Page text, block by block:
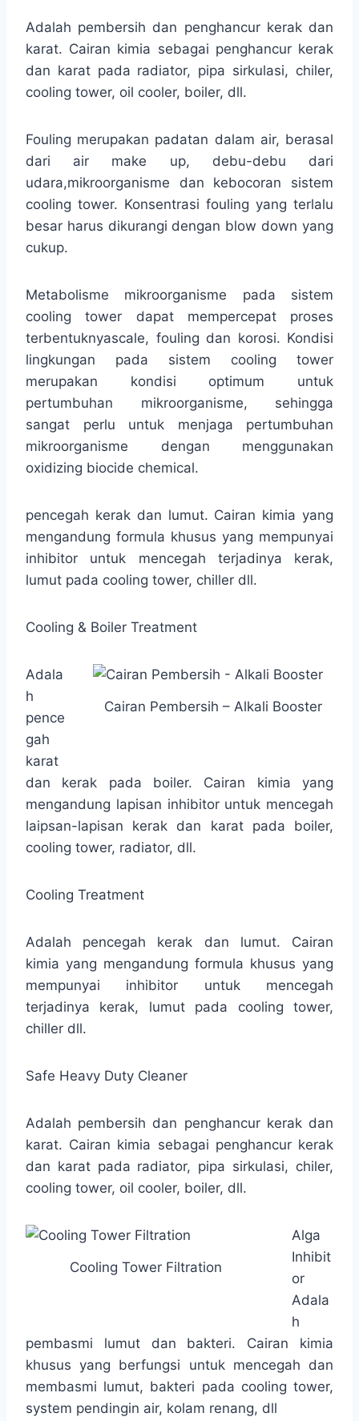
Adalah pembersih dan penghancur kerak dan
karat. Cairan kimia sebagai penghancur kerak
dan karat pada radiator, pipa sirkulasi, chiler,
cooling tower, oil cooler, boiler, dll.
Fouling merupakan padatan dalam air, berasal
dari air make up, debu-debu dari
udara,mikroorganisme dan kebocoran sistem
cooling tower. Konsentrasi fouling yang terlalu
besar harus dikurangi dengan blow down yang
cukup.
Metabolisme mikroorganisme pada sistem
cooling tower dapat mempercepat proses
terbentuknyascale, fouling dan korosi. Kondisi
lingkungan pada sistem cooling tower
merupakan kondisi optimum untuk
pertumbuhan mikroorganisme, sehingga
sangat perlu untuk menjaga pertumbuhan
mikroorganisme dengan menggunakan
oxidizing biocide chemical.
pencegah kerak dan lumut. Cairan kimia yang
mengandung formula khusus yang mempunyai
inhibitor untuk mencegah terjadinya kerak,
lumut pada cooling tower, chiller dll.
Cooling & Boiler Treatment
Cairan Pembersih – Alkali Booster
Adala
h
pence
gah
karat
dan kerak pada boiler. Cairan kimia yang
mengandung lapisan inhibitor untuk mencegah
laipsan-lapisan kerak dan karat pada boiler,
cooling tower, radiator, dll.
Cooling Treatment
Adalah pencegah kerak dan lumut. Cairan
kimia yang mengandung formula khusus yang
mempunyai inhibitor untuk mencegah
terjadinya kerak, lumut pada cooling tower,
chiller dll.
Safe Heavy Duty Cleaner
Adalah pembersih dan penghancur kerak dan
karat. Cairan kimia sebagai penghancur kerak
dan karat pada radiator, pipa sirkulasi, chiler,
cooling tower, oil cooler, boiler, dll.
Cooling Tower Filtration
Alga
Inhibit
or
Adala
h
pembasmi lumut dan bakteri. Cairan kimia
khusus yang berfungsi untuk mencegah dan
membasmi lumut, bakteri pada cooling tower,
system pendingin air, kolam renang, dll